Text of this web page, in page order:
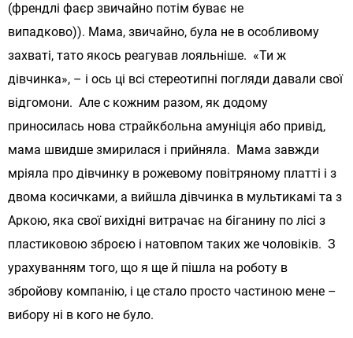
(френдлі фаєр звичайно потім буває не
випадково)). Мама, звичайно, була не в особливому
захваті, тато якось реагував лояльніше. «Ти ж
дівчинка», – і ось ці всі стереотипні погляди давали свої
відгомони. Але c кожним разом, як додому
приносилась нова страйкбольна амуніція або привід,
мама швидше змирилася і прийняла. Мама завжди
мріяла про дівчинку в рожевому повітряному платті і з
двома косичками, а вийшла дівчинка в мультикамі та з
Аркою, яка свої вихідні витрачає на біганину по лісі з
пластиковою зброєю і натовпом таких же чоловіків. З
урахуванням того, що я ще й пішла на роботу в
збройову компанію, і це стало просто частиною мене –
вибору ні в кого не було.